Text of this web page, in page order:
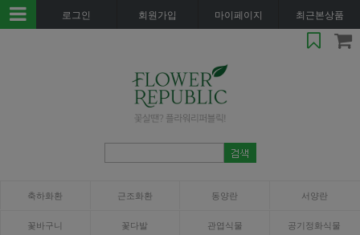
로그인 회원가입 마이페이지 최근본상품
축하화환 근조화환 동양란 서양란
꽃바구니 꽃다발 관엽식물 공기정화식물